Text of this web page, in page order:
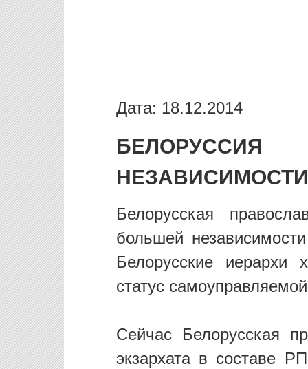
Дата: 18.12.2014
БЕЛОРУССИЯ
Белорусская
большей
Белорусские иерархи
статус
Сейчас Белорусская
экзархата в составе